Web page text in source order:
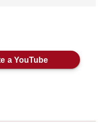
a YouTube